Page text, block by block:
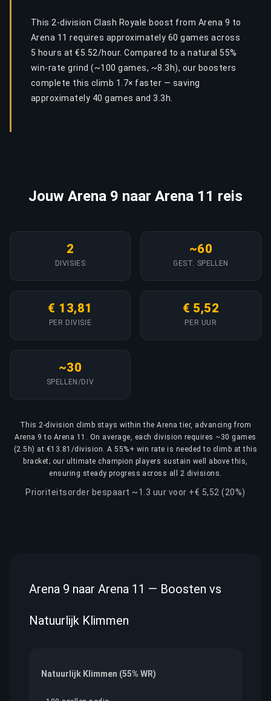
This 2-division Clash Royale boost from Arena 9 to
Arena 11 requires approximately 60 games across
5 hours at €5.52/hour. Compared to a natural 55%
win-rate grind (~100 games, ~8.3h), our boosters
complete this climb 1.7× faster — saving
approximately 40 games and 3.3h.
Jouw Arena 9 naar Arena 11 reis
2
DIVISIES
~60
GEST. SPELLEN
€ 13,81
PER DIVISIE
€ 5,52
PER UUR
~30
SPELLEN/DIV
This 2-division climb stays within the Arena tier, advancing from
Arena 9 to Arena 11. On average, each division requires ~30 games
(2.5h) at €13.81/division. A 55%+ win rate is needed to climb at this
bracket; our ultimate champion players sustain well above this,
ensuring steady progress across all 2 divisions.
Prioriteitsorder bespaart ~1.3 uur voor +€ 5,52 (20%)
Arena 9 naar Arena 11 — Boosten vs
Natuurlijk Klimmen
Natuurlijk Klimmen (55% WR)